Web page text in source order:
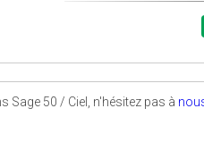
50 / Ciel, n'hésitez pas à